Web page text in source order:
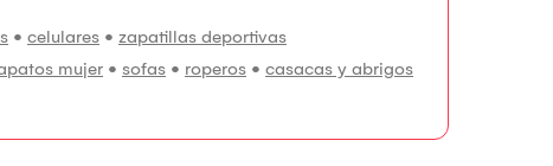
• celulares • zapatillas deportivas
mujer • sofas • roperos • casacas y abrigos